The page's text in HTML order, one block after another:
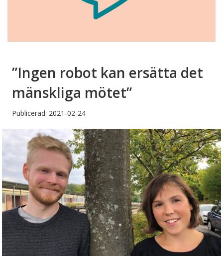
”Ingen robot kan ersätta det
mänskliga mötet”
Publicerad: 2021-02-24